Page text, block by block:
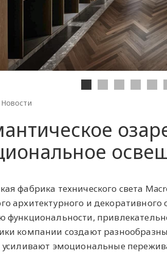
Новости
фабрика технического света
архитектурного и
функциональности,
компании создают
усиливают эмоциональные